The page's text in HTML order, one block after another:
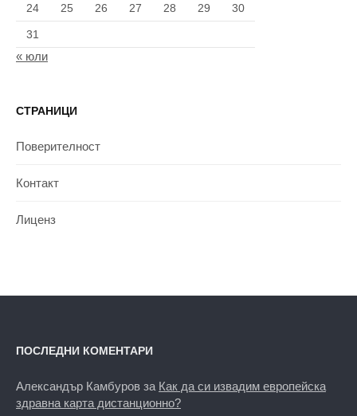
24 25 26 27 28 29 30
31
« юли
СТРАНИЦИ
Поверителност
Контакт
Лиценз
ПОСЛЕДНИ КОМЕНТАРИ
Александър Камбуров за Как да си извадим европейска
здравна карта дистанционно?